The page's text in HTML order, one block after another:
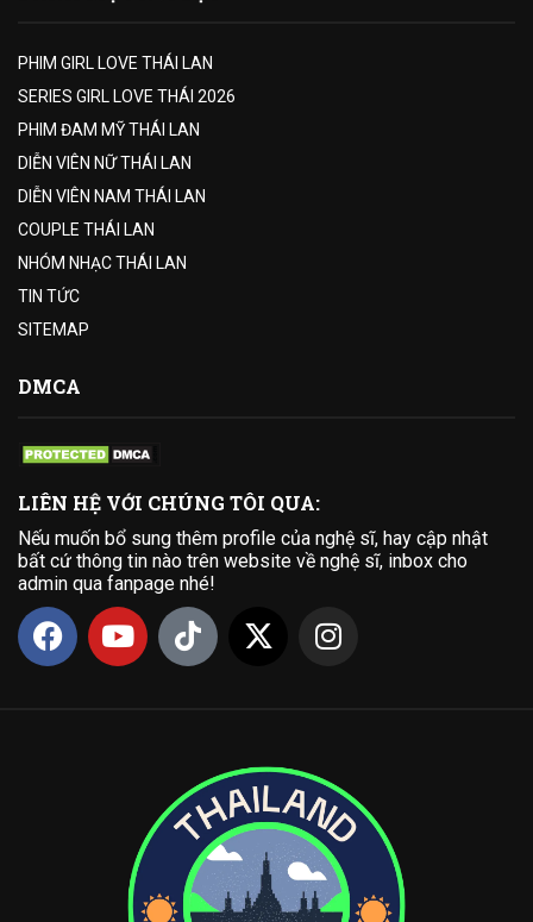
PHIM GIRL LOVE THÁI LAN
SERIES GIRL LOVE THÁI 2026
PHIM ĐAM MỸ THÁI LAN
DIỄN VIÊN NỮ THÁI LAN
DIỄN VIÊN NAM THÁI LAN
COUPLE THÁI LAN
NHÓM NHẠC THÁI LAN
TIN TỨC
SITEMAP
DMCA
LIÊN HỆ VỚI CHÚNG TÔI QUA:
Nếu muốn bổ sung thêm profile của nghệ sĩ, hay cập nhật
bất cứ thông tin nào trên website về nghệ sĩ, inbox cho
admin qua fanpage nhé!